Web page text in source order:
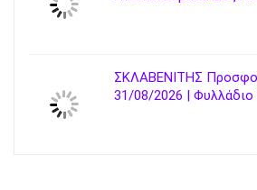
ΣΚΛΑΒΕΝΙΤΗΣ
31/08/2026 | Φυλλάδιο